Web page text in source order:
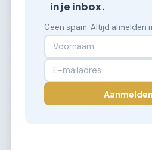
in je inbox.
Geen spam. Altijd afmelden